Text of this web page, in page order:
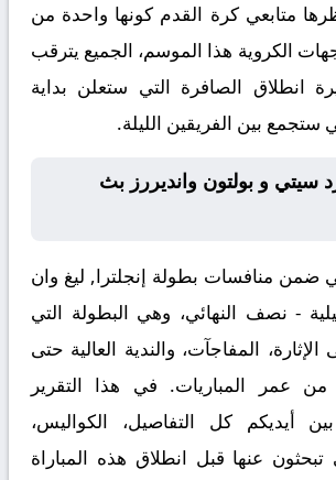
متابعي كرة القدم كونها واحدة من
الكروية هذا الموسم، الجميع يترقب
انطلاق الصافرة التي ستعلن بداية
ستجمع بين الفريقين الليلة.
سيتي و بولتون وانديررز بث
ضمن منافسات بطولة إنجلترا, ليغ وان
- نصف النهائي، وهي البطولة التي
المفاجآت، والندية العالية حتى
من عمر المباريات. في هذا التقرير
أيديكم كل التفاصيل، الكواليس،
تبحثون عنها قبل انطلاق هذه المباراة